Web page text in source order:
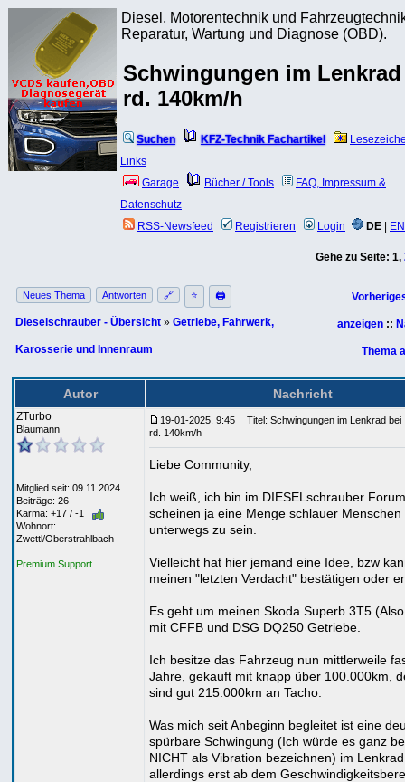
Diesel, Motorentechnik und
Reparatur, Wartung und Diagnose (OBD).
Schwingungen im
rd. 140km/h
Suchen KFZ-Technik Fachartikel
Links
Garage
Bücher / Tools
FAQ, Impressum &
Datenschutz
RSS-Newsfeed
Registrieren Login DE EN
Gehe zu Seite: 1,
Neues Thema Antworten 🔗 ⭐ 🖨
Dieselschrauber - Übersicht » Getriebe, Fahrwerk,
Karosserie und Innenraum
anzeigen ::
Thema
Autor Nachricht
ZTurbo
Blaumann
Mitglied seit: 09.11.2024
Beiträge: 26
Karma: +17 / -1
Wohnort:
Zwettl/Oberstrahlbach
Premium Support
19-01-2025, 9:45
Titel: Schwingungen im Lenkrad bei
rd. 140km/h
Liebe Community,
Ich weiß, ich bin im DIESELschrauber
scheinen ja eine Menge schlauer Menschen
unterwegs zu sein.
Vielleicht hat hier jemand eine Idee, bzw
meinen "letzten Verdacht" bestätigen oder
Es geht um meinen Skoda Superb 3T5
mit CFFB und DSG DQ250 Getriebe.
Ich besitze das Fahrzeug nun mittlerweile
Jahre, gekauft mit knapp über 100.000km,
sind gut 215.000km an Tacho.
Was mich seit Anbeginn begleitet ist eine
spürbare Schwingung (Ich würde es ganz
NICHT als Vibration bezeichnen) im
allerdings erst ab dem